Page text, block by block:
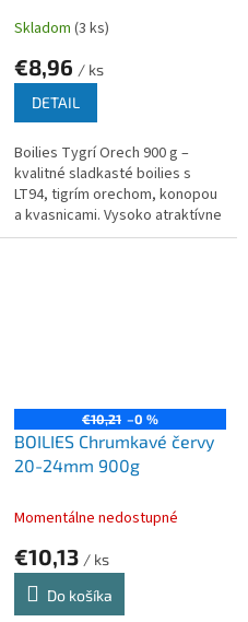
Skladom (3 ks)
€8,96 / ks
DETAIL
Boilies Tygrí Orech 900 g –
kvalitné sladkasté boilies s
LT94, tigrím orechom, konopou
a kvasnicami. Vysoko atraktívne
pre kapry aj amurov.
€10,21 –0 %
BOILIES Chrumkavé červy
20-24mm 900g
Momentálne nedostupné
€10,13 / ks
Do košíka